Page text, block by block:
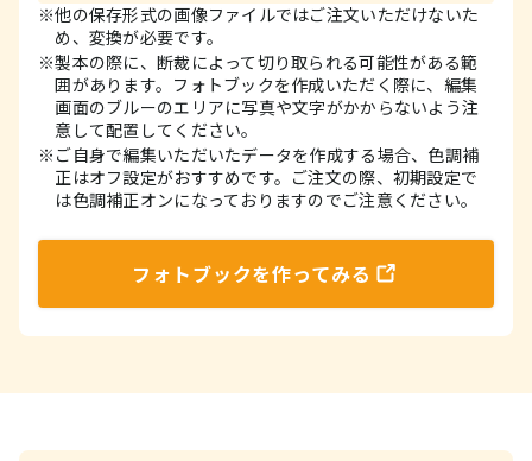
他の保存形式の画像ファイルではご注文いただけないた
め、変換が必要です。
製本の際に、断裁によって切り取られる可能性がある範
囲があります。フォトブックを作成いただく際に、編集
画面のブルーのエリアに写真や文字がかからないよう注
意して配置してください。
ご自身で編集いただいたデータを作成する場合、色調補
正はオフ設定がおすすめです。ご注文の際、初期設定で
は色調補正オンになっておりますのでご注意ください。
フォトブックを作ってみる